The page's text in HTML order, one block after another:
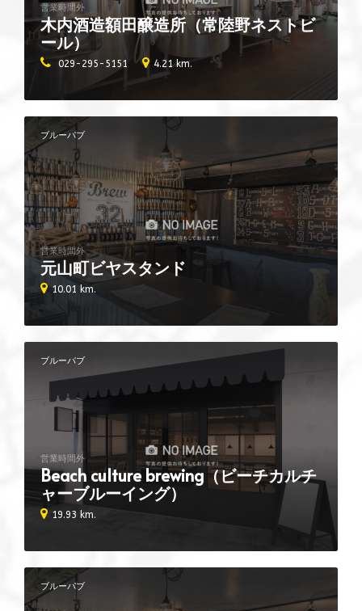
木内酒造額田醸造所（常陸野ネストビ
ール）
営業時間外
029-295-5151 4.21 km.
ブルーパブ
元山町ビヤスタンド
営業時間外
10.01 km.
ブルーパブ
Beach culture brewing（ビーチカルチ
ャーブルーイング）
営業時間外
19.93 km.
ブルーパブ